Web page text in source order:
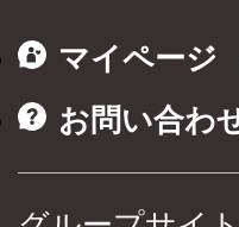
マイページ
お問い合わ